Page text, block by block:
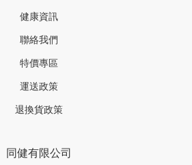
健康資訊
聯絡我們
特價專區
運送政策
退換貨政策
同健有限公司